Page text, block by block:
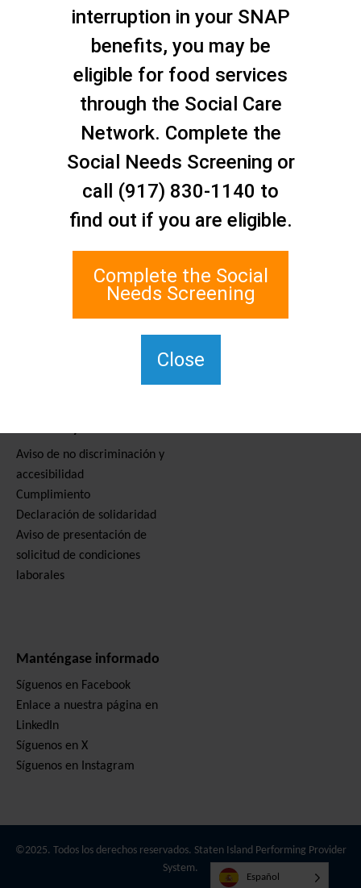
Contáctenos
Red de Asistencia Social de
Staten Island
Para TTY, marque el 711.
Aviso de no discriminación y
accesibilidad
Cumplimiento
Declaración de solidaridad
Aviso de presentación de
solicitud de condiciones
laborales
Manténgase informado
Síguenos en Facebook
Enlace a nuestra página en
LinkedIn
Síguenos en X
Síguenos en Instagram
©2025. Todos los derechos reservados. Staten Island Performing Provider
System.
Español
interruption in your SNAP
benefits, you may be
eligible for food services
through the Social Care
Network. Complete the
Social Needs Screening or
call (917) 830-1140 to
find out if you are eligible.
Complete the Social
Needs Screening
Close